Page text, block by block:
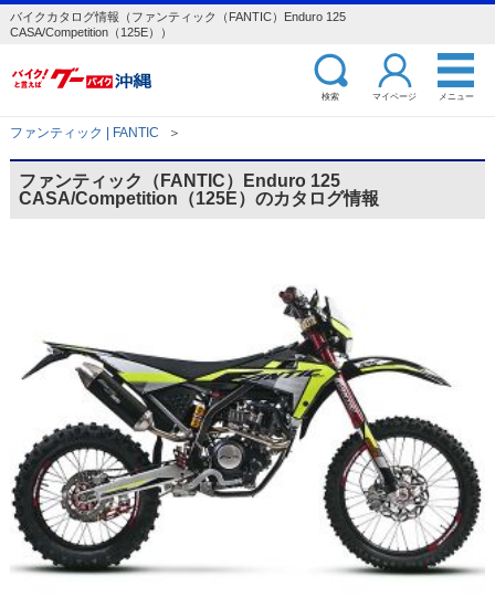
バイクカタログ情報（ファンティック（FANTIC）Enduro 125
CASA/Competition（125E））
検索 マイページ メニュー
ファンティック | FANTIC ＞
ファンティック（FANTIC）Enduro 125
CASA/Competition（125E）のカタログ情報